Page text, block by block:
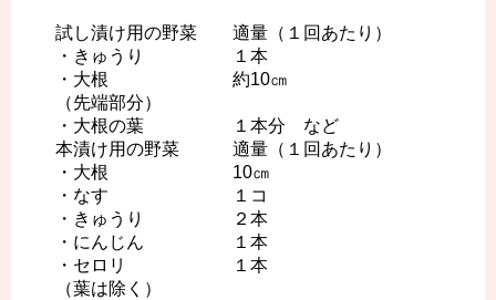
試し漬け用の野菜 適量（１回あたり）
・きゅうり １本
・大根 約10㎝
（先端部分）
・大根の葉 １本分 など
本漬け用の野菜 適量（１回あたり）
・大根 10㎝
・なす １コ
・きゅうり ２本
・にんじん １本
・セロリ １本
（葉は除く）